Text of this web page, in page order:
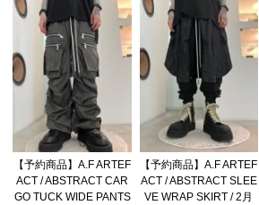
【予約商品】A.F ARTEF
ACT / ABSTRACT CAR
GO TUCK WIDE PANTS
【予約商品】A.F ARTEF
ACT / ABSTRACT SLEE
VE WRAP SKIRT / 2月